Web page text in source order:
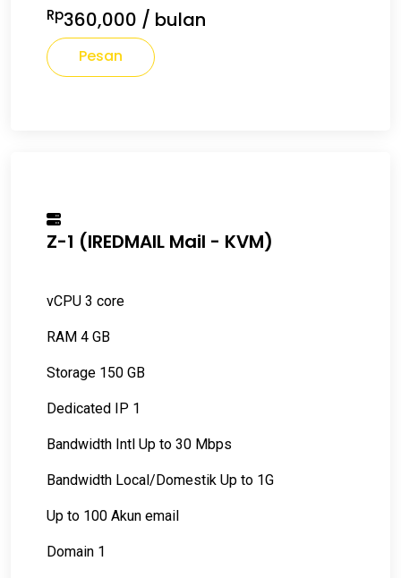
Rp360,000 / bulan
Pesan
Z-1 (IREDMAIL Mail - KVM)
vCPU 3 core
RAM 4 GB
Storage 150 GB
Dedicated IP 1
Bandwidth Intl Up to 30 Mbps
Bandwidth Local/Domestik Up to 1G
Up to 100 Akun email
Domain 1